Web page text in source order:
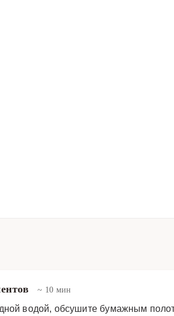
~ 10 мин
водой, обсушите бумажным